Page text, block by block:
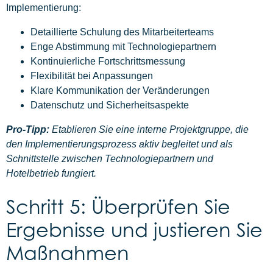
Implementierung:
Detaillierte Schulung des Mitarbeiterteams
Enge Abstimmung mit Technologiepartnern
Kontinuierliche Fortschrittsmessung
Flexibilität bei Anpassungen
Klare Kommunikation der Veränderungen
Datenschutz und Sicherheitsaspekte
Pro-Tipp: Etablieren Sie eine interne Projektgruppe, die
den Implementierungsprozess aktiv begleitet und als
Schnittstelle zwischen Technologiepartnern und
Hotelbetrieb fungiert.
Schritt 5: Überprüfen Sie
Ergebnisse und justieren Sie
Maßnahmen